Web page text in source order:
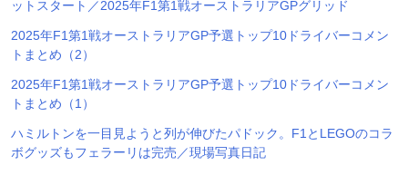
ットスタート／2025年F1第1戦オーストラリアGPグリッド
2025年F1第1戦オーストラリアGP予選トップ10ドライバーコメン
トまとめ（2）
2025年F1第1戦オーストラリアGP予選トップ10ドライバーコメン
トまとめ（1）
ハミルトンを一目見ようと列が伸びたパドック。F1とLEGOのコラ
ボグッズもフェラーリは完売／現場写真日記